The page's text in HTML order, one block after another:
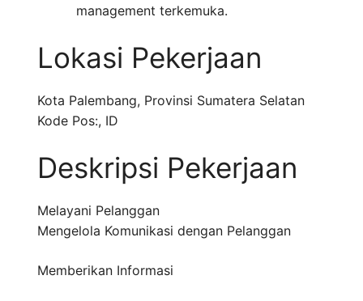
management terkemuka.
Lokasi Pekerjaan
Kota Palembang, Provinsi Sumatera Selatan
Kode Pos:, ID
Deskripsi Pekerjaan
Melayani Pelanggan
Mengelola Komunikasi dengan Pelanggan
Memberikan Informasi